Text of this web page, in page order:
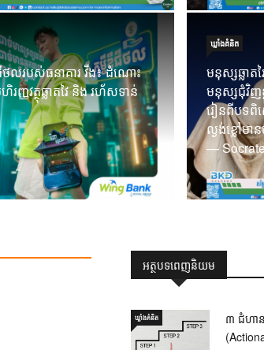
ថលរបស់ធនាគារ វីង៖ ដំណោះ
ញ្ញវត្ថុឆ្លាតវៃ និង រហ័សទាន់
ឃ្លាំង​គំនិត
មនុស្សឆ្លាត
មនុស្សជុំវិញខ្
រៀនពីបទពិ
ល្ងង់ខ្លៅមា
—
អត្ថបទពេញនិយម
ឃ្លាំង​គំនិត
៣ ជំហាន